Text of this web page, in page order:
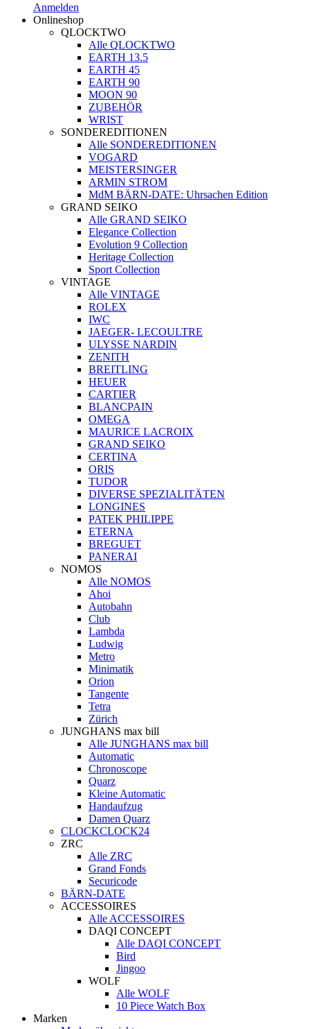
Anmelden
Onlineshop
QLOCKTWO
Alle QLOCKTWO
EARTH 13.5
EARTH 45
EARTH 90
MOON 90
ZUBEHÖR
WRIST
SONDEREDITIONEN
Alle SONDEREDITIONEN
VOGARD
MEISTERSINGER
ARMIN STROM
MdM BÄRN-DATE: Uhrsachen Edition
GRAND SEIKO
Alle GRAND SEIKO
Elegance Collection
Evolution 9 Collection
Heritage Collection
Sport Collection
VINTAGE
Alle VINTAGE
ROLEX
IWC
JAEGER- LECOULTRE
ULYSSE NARDIN
ZENITH
BREITLING
HEUER
CARTIER
BLANCPAIN
OMEGA
MAURICE LACROIX
GRAND SEIKO
CERTINA
ORIS
TUDOR
DIVERSE SPEZIALITÄTEN
LONGINES
PATEK PHILIPPE
ETERNA
BREGUET
PANERAI
NOMOS
Alle NOMOS
Ahoi
Autobahn
Club
Lambda
Ludwig
Metro
Minimatik
Orion
Tangente
Tetra
Zürich
JUNGHANS max bill
Alle JUNGHANS max bill
Automatic
Chronoscope
Quarz
Kleine Automatic
Handaufzug
Damen Quarz
CLOCKCLOCK24
ZRC
Alle ZRC
Grand Fonds
Securicode
BÄRN-DATE
ACCESSOIRES
Alle ACCESSOIRES
DAQI CONCEPT
Alle DAQI CONCEPT
Bird
Jingoo
WOLF
Alle WOLF
10 Piece Watch Box
Marken